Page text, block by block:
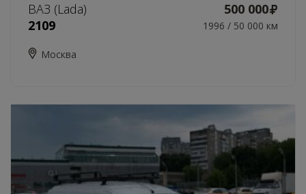
ВАЗ (Lada)
500 000
2109
1996 / 50 000 км
Москва